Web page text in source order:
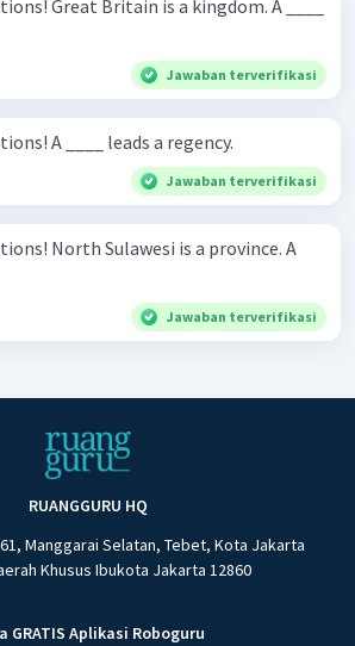
A ____
Jawaban terverifikasi
Answer these questions! A ____ leads a regency.
Jawaban terverifikasi
province. A
Jawaban terverifikasi
RUANGGURU HQ
Manggarai Selatan, Tebet, Kota Jakarta
Khusus Ibukota Jakarta 12860
GRATIS Aplikasi Roboguru